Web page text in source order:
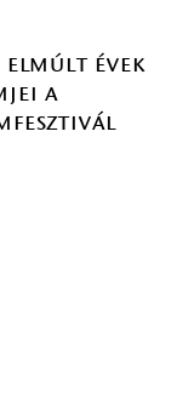
elmúlt évek
a